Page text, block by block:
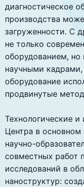
диагностическое
производства
загруженности. С
не только
оборудованием,
научными
оборудование
продвинутые
Технологические и
Центра в
научно-
совместных работ
исследований в
наноструктур: